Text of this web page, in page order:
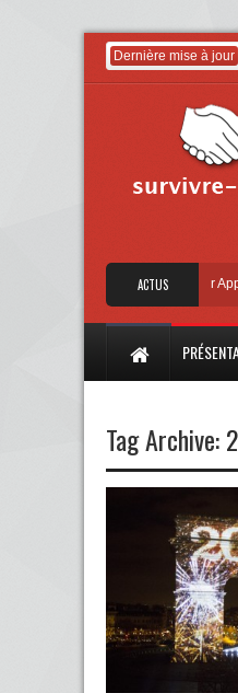
Dernière mise à jour
ACTUS
« Localiser » – Mise à jour Apple
Tag Archive: